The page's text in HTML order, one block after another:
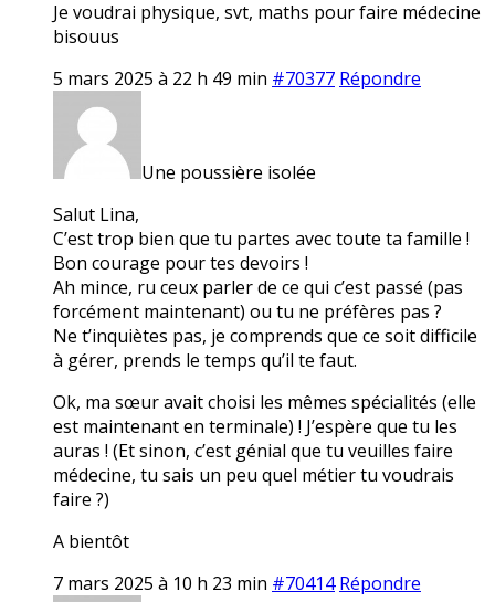
Je voudrai physique, svt, maths pour faire médecine
bisouus
5 mars 2025 à 22 h 49 min #70377 Répondre
Une poussière isolée
Salut Lina,
C’est trop bien que tu partes avec toute ta famille !
Bon courage pour tes devoirs !
Ah mince, ru ceux parler de ce qui c’est passé (pas
forcément maintenant) ou tu ne préfères pas ?
Ne t’inquiètes pas, je comprends que ce soit difficile
à gérer, prends le temps qu’il te faut.
Ok, ma sœur avait choisi les mêmes spécialités (elle
est maintenant en terminale) ! J’espère que tu les
auras ! (Et sinon, c’est génial que tu veuilles faire
médecine, tu sais un peu quel métier tu voudrais
faire ?)
A bientôt
7 mars 2025 à 10 h 23 min #70414 Répondre